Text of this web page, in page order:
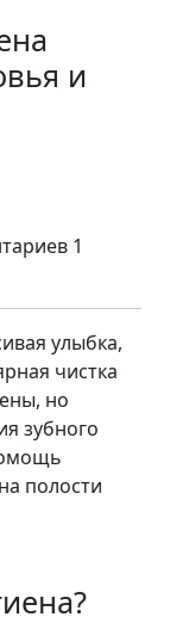
и
1
улыбка,
чистка
но
зубного
полости